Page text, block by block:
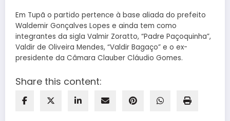
Em Tupã o partido pertence à base aliada do prefeito
Waldemir Gonçalves Lopes e ainda tem como
integrantes da sigla Valmir Zoratto, “Padre Paçoquinha”,
Valdir de Oliveira Mendes, “Valdir Bagaço” e o ex-
presidente da Câmara Clauber Cláudio Gomes.
Share this content: